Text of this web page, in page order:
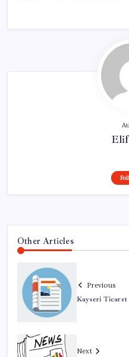
Other Articles
Previous
Kayseri Ticaret
Next